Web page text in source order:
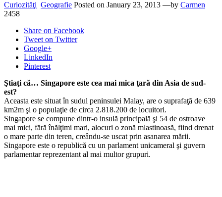
Curiozităţi Geografie Posted on January 23, 2013 —by Carmen
2458
Share on Facebook
Tweet on Twitter
Google+
LinkedIn
Pinterest
Ştiaţi că… Singapore este cea mai mica ţară din Asia de sud-
est?
Aceasta este situat în sudul peninsulei Malay, are o suprafaţă de 639
km2m şi o populaţie de circa 2.818.200 de locuitori.
Singapore se compune dintr-o insulă principală şi 54 de ostroave
mai mici, fără înălţimi mari, alocuri o zonă mlastinoasă, fiind drenat
o mare parte din teren, creându-se uscat prin asanarea mării.
Singapore este o republică cu un parlament unicameral şi guvern
parlamentar reprezentant al mai multor grupuri.